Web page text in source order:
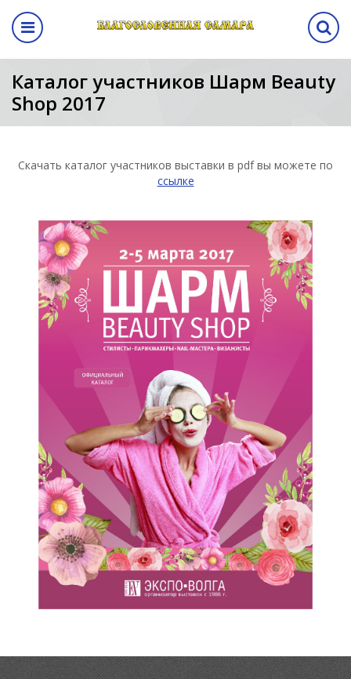
выставка
выставки
стенда
Назад
Программа
Каталог участников Шарм Beauty
Shop 2017
Скачать каталог участников выставки в pdf вы можете по
ссылке